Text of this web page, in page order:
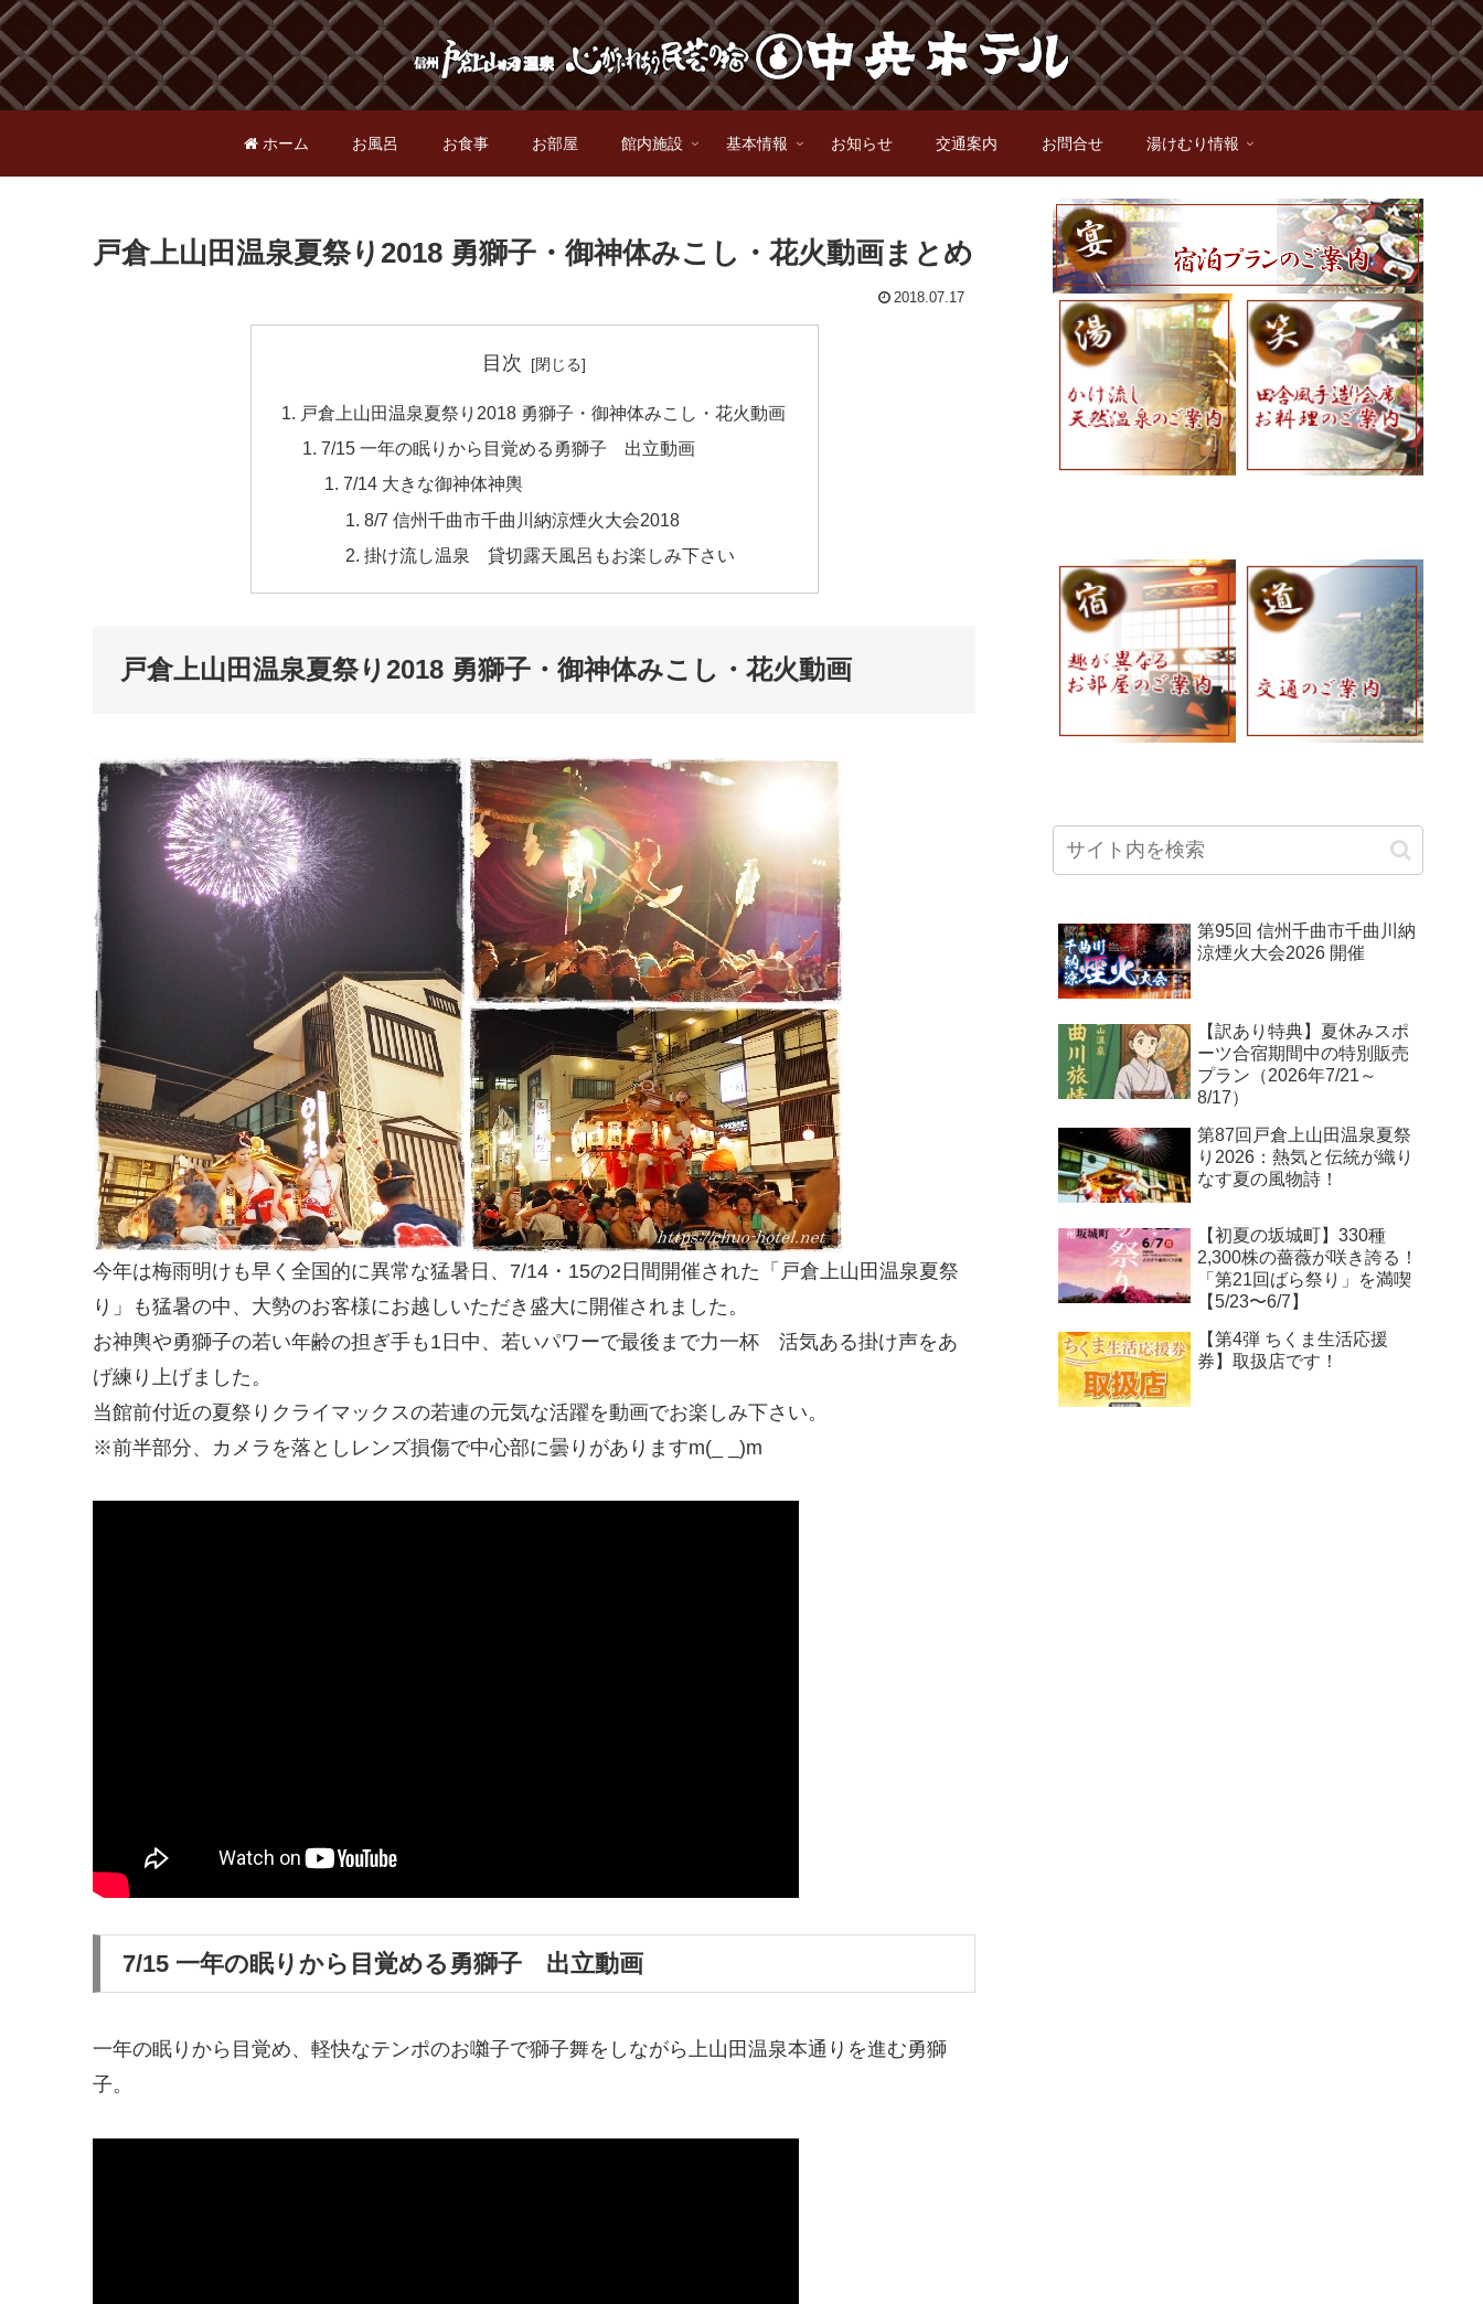
ホーム お風呂 お食事 お部屋 館内施設 基本情報 お知らせ 交通案内 お問合せ 湯けむり情報
戸倉上山田温泉夏祭り2018 勇獅子・御神体みこし・花火動画まとめ
2018.07.17
目次
戸倉上山田温泉夏祭り2018 勇獅子・御神体みこし・花火動画
7/15 一年の眠りから目覚める勇獅子 出立動画
7/14 大きな御神体神輿
8/7 信州千曲市千曲川納涼煙火大会2018
掛け流し温泉 貸切露天風呂もお楽しみ下さい
戸倉上山田温泉夏祭り2018 勇獅子・御神体みこし・花火動画
今年は梅雨明けも早く全国的に異常な猛暑日、7/14・15の2日間開催された「戸倉上山田温泉夏祭
り」も猛暑の中、大勢のお客様にお越しいただき盛大に開催されました。
お神輿や勇獅子の若い年齢の担ぎ手も1日中、若いパワーで最後まで力一杯 活気ある掛け声をあ
げ練り上げました。
当館前付近の夏祭りクライマックスの若連の元気な活躍を動画でお楽しみ下さい。
※前半部分、カメラを落としレンズ損傷で中心部に曇りがありますm(_ _)m
7/15 一年の眠りから目覚める勇獅子 出立動画
一年の眠りから目覚め、軽快なテンポのお囃子で獅子舞をしながら上山田温泉本通りを進む勇獅
子。
第95回 信州千曲市千曲川納
涼煙火大会2026 開催
【訳あり特典】夏休みスポ
ーツ合宿期間中の特別販売
プラン（2026年7/21～
8/17）
第87回戸倉上山田温泉夏祭
り2026：熱気と伝統が織り
なす夏の風物詩！
【初夏の坂城町】330種
2,300株の薔薇が咲き誇る！
「第21回ばら祭り」を満喫
【5/23〜6/7】
【第4弾 ちくま生活応援
券】取扱店です！